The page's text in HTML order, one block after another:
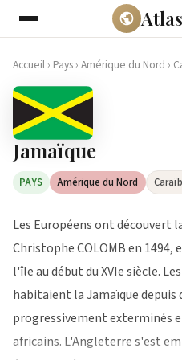
Atlas
Accueil › Pays › Amérique du Nord ›
Jamaïque
PAYS Amérique du Nord
Les Européens ont découvert
Christophe COLOMB en
l'île au début du XVIe siècle.
habitaient la Jamaïque depuis
progressivement exterminés
africains. L'Angleterre s'est